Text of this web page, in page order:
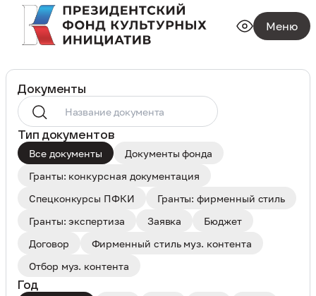
Меню
Документы
Тип документов
Все документы
Документы фонда
Гранты: конкурсная документация
Спецконкурсы ПФКИ
Гранты: фирменный стиль
Гранты: экспертиза
Заявка
Бюджет
Договор
Фирменный стиль муз. контента
Отбор муз. контента
Год